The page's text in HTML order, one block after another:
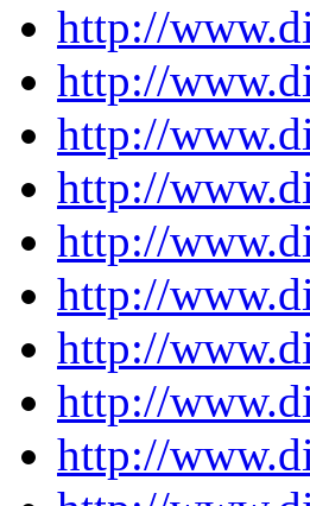
http://
http://
http://
http://
http://
http://
http://
http://
http://